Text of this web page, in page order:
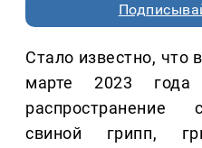
Стало известно, что
марте 2023 года
распространение
свиной грипп,